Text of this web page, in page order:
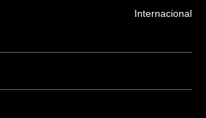
Internacional